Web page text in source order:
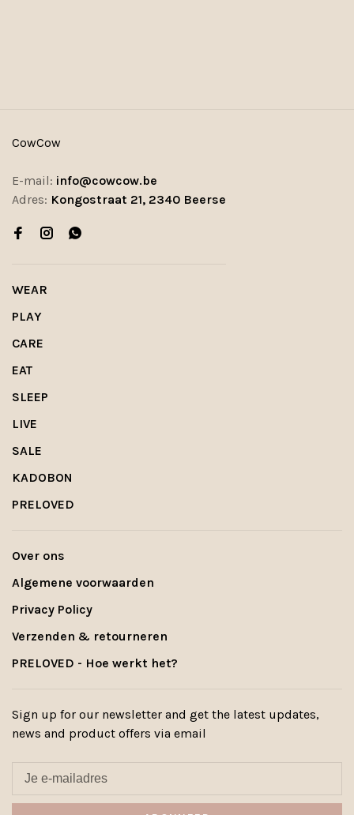
CowCow
E-mail: info@cowcow.be
Adres: Kongostraat 21, 2340 Beerse
WEAR
PLAY
CARE
EAT
SLEEP
LIVE
SALE
KADOBON
PRELOVED
Over ons
Algemene voorwaarden
Privacy Policy
Verzenden & retourneren
PRELOVED - Hoe werkt het?
Sign up for our newsletter and get the latest updates,
news and product offers via email